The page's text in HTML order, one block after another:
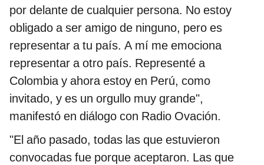
por delante de cualquier persona. No estoy
obligado a ser amigo de ninguno, pero es
representar a tu país. A mí me emociona
representar a otro país. Representé a
Colombia y ahora estoy en Perú, como
invitado, y es un orgullo muy grande",
manifestó en diálogo con Radio Ovación.
"El año pasado, todas las que estuvieron
convocadas fue porque aceptaron. Las que